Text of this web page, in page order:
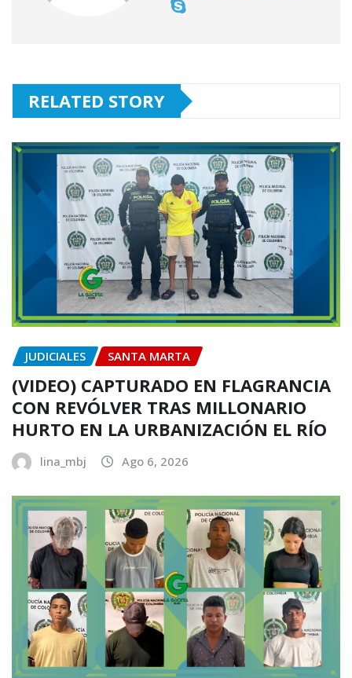
RELATED STORY
JUDICIALES SANTA MARTA
(VIDEO) CAPTURADO EN FLAGRANCIA
CON REVÓLVER TRAS MILLONARIO
HURTO EN LA URBANIZACIÓN EL RÍO
lina_mbj Ago 6, 2026